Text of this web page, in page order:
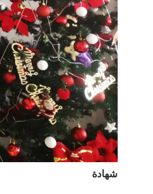
شهادة